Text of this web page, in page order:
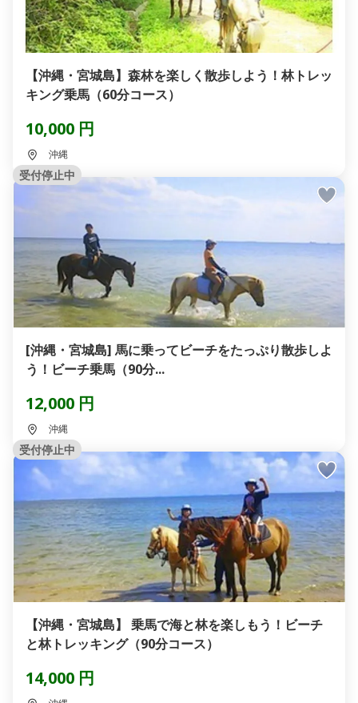
【沖縄・宮城島】森林を楽しく散歩しよう！林トレッ
キング乗馬（60分コース）
10,000 円
沖縄
受付停止中
[沖縄・宮城島] 馬に乗ってビーチをたっぷり散歩しよ
う！ビーチ乗馬（90分...
12,000 円
沖縄
受付停止中
【沖縄・宮城島】 乗馬で海と林を楽しもう！ビーチ
と林トレッキング（90分コース）
14,000 円